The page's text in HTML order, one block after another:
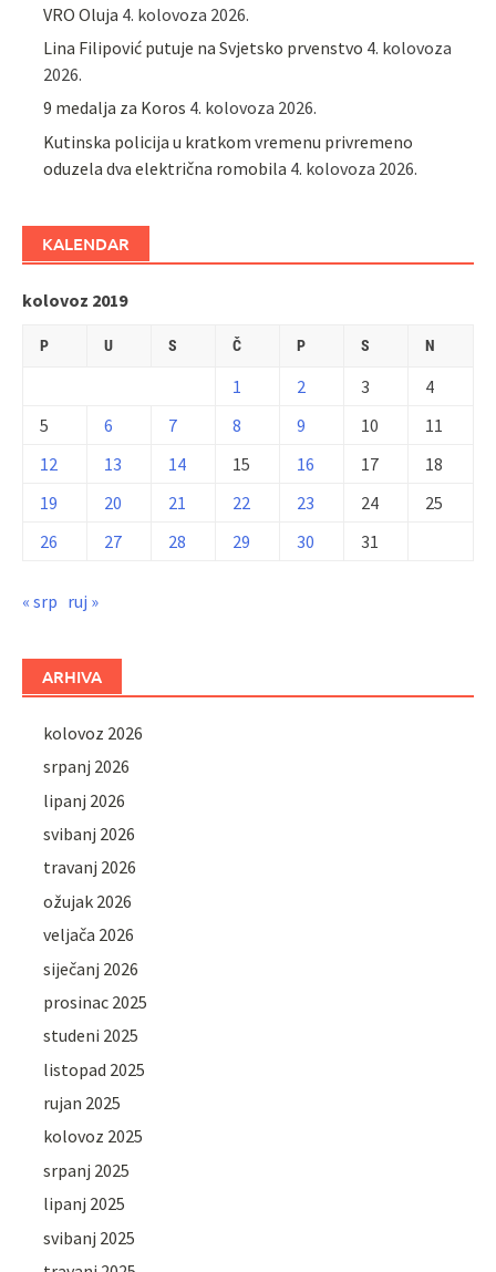
VRO Oluja 4. kolovoza 2026.
Lina Filipović putuje na Svjetsko prvenstvo 4. kolovoza
2026.
9 medalja za Koros 4. kolovoza 2026.
Kutinska policija u kratkom vremenu privremeno
oduzela dva električna romobila 4. kolovoza 2026.
KALENDAR
kolovoz 2019
P U S Č P S N
1 2 3
4
5
6 7 8 9 10
11
12
13 14 15 16 17
18
19
20 21 22 23 24
25
26
27 28 29 30 31
« srp ruj »
ARHIVA
kolovoz 2026
srpanj 2026
lipanj 2026
svibanj 2026
travanj 2026
ožujak 2026
veljača 2026
siječanj 2026
prosinac 2025
studeni 2025
listopad 2025
rujan 2025
kolovoz 2025
srpanj 2025
lipanj 2025
svibanj 2025